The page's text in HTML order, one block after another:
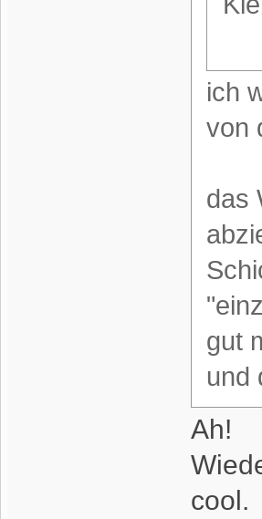
ich
von
das
gut
und
Ah!
cool.